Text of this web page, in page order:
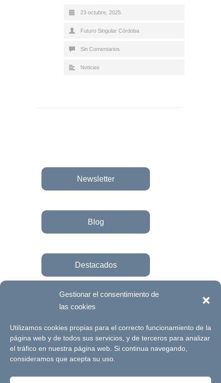
Gestionar el consentimiento de
las cookies
Utilizamos cookies propias para el correcto funcionamiento de la
página web y de todos sus servicios, y de terceros para analizar
el tráfico en nuestra página web. Si continua navegando,
consideramos que acepta su uso.
23 octubre, 2025
Futuro Singular Córdoba
Sin Comentarios
Noticias
Newsletter
Blog
Destacados
Únete a la fundación
© Futuro Singular Córdoba 2017. Web
desarrollada por